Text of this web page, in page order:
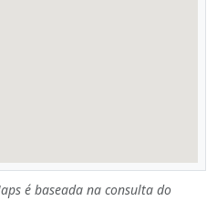
é baseada na consulta do